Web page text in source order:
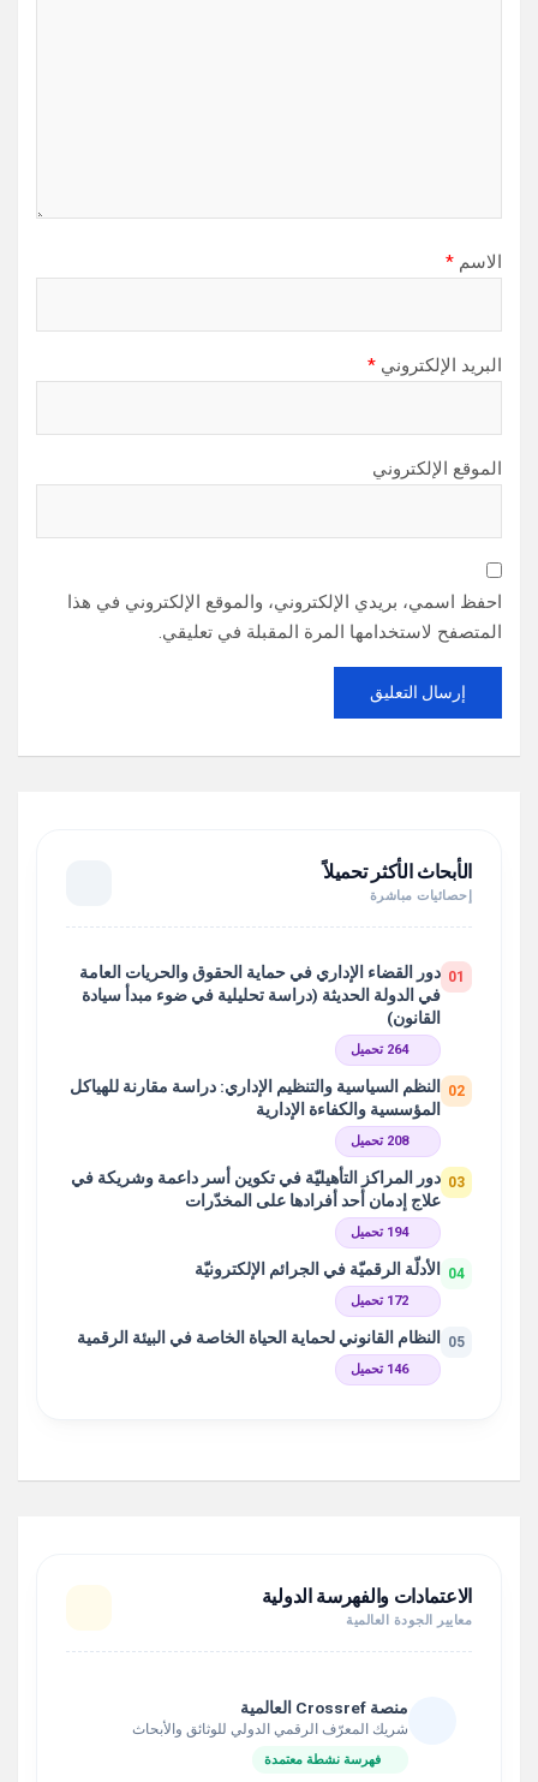
الاسم *
البريد الإلكتروني *
الموقع الإلكتروني
احفظ اسمي، بريدي الإلكتروني، والموقع الإلكتروني في هذا
المتصفح لاستخدامها المرة المقبلة في تعليقي.
الأبحاث الأكثر تحميلاً
إحصائيات مباشرة
01 دور القضاء الإداري في حماية الحقوق والحريات العامة
في الدولة الحديثة (دراسة تحليلية في ضوء مبدأ سيادة
القانون)
264 تحميل
02
النظم السياسية والتنظيم الإداري: دراسة مقارنة للهياكل
المؤسسية والكفاءة الإدارية
208 تحميل
03 دور المراكز التأهيليّة في تكوين أسر داعمة وشريكة في
علاج إدمان أحد أفرادها على المخدّرات
194 تحميل
04 الأدلّة الرقميّة في الجرائم الإلكترونيّة
172 تحميل
05 النظام القانوني لحماية الحياة الخاصة في البيئة الرقمية
146 تحميل
الاعتمادات والفهرسة الدولية
معايير الجودة العالمية
منصة Crossref العالمية
شريك المعرّف الرقمي الدولي للوثائق والأبحاث
فهرسة نشطة معتمدة